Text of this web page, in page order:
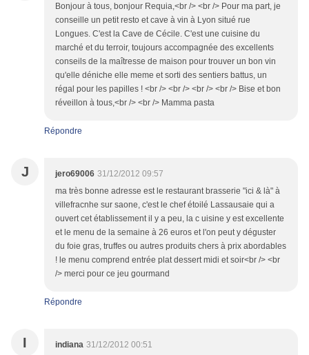
Bonjour à tous, bonjour Requia,<br /> <br /> Pour ma part, je
conseille un petit resto et cave à vin à Lyon situé rue
Longues. C'est la Cave de Cécile. C'est une cuisine du
marché et du terroir, toujours accompagnée des excellents
conseils de la maîtresse de maison pour trouver un bon vin
qu'elle déniche elle meme et sorti des sentiers battus, un
régal pour les papilles ! <br /> <br /> <br /> <br /> Bise et bon
réveillon à tous,<br /> <br /> Mamma pasta
Répondre
J jero69006 31/12/2012 09:57
ma très bonne adresse est le restaurant brasserie "ici & là" à
villefracnhe sur saone, c'est le chef étoilé Lassausaie qui a
ouvert cet établissement il y a peu, la c uisine y est excellente
et le menu de la semaine à 26 euros et l'on peut y déguster
du foie gras, truffes ou autres produits chers à prix abordables
! le menu comprend entrée plat dessert midi et soir<br /> <br
/> merci pour ce jeu gourmand
Répondre
I indiana 31/12/2012 00:51